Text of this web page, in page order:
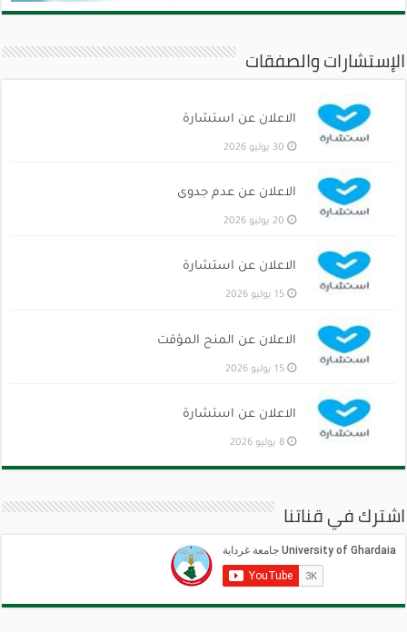
الإستشارات والصفقات
الاعلان عن استشارة
30 يوليو 2026
الاعلان عن عدم جدوى
20 يوليو 2026
الاعلان عن استشارة
15 يوليو 2026
الاعلان عن المنح المؤقت
15 يوليو 2026
الاعلان عن استشارة
8 يوليو 2026
اشترك في قناتنا